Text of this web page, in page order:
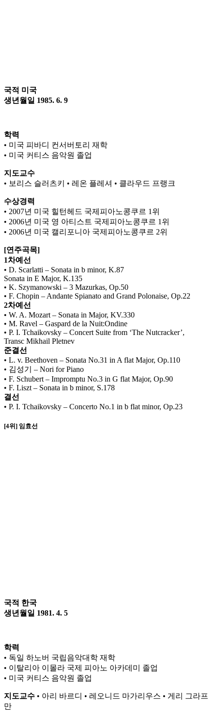
국적 미국
생년월일 1985. 6. 9
학력
• 미국 피바디 컨서버토리 재학
• 미국 커티스 음악원 졸업
지도교수
• 보리스 슬러츠키 • 레온 플레셔 • 클라우드 프랭크
수상경력
• 2007년 미국 힐턴헤드 국제피아노콩쿠르 1위
• 2006년 미국 영 아티스트 국제피아노콩쿠르 1위
• 2006년 미국 캘리포니아 국제피아노콩쿠르 2위
[연주곡목]
1차예선
• D. Scarlatti – Sonata in b minor, K.87
Sonata in E Major, K.135
• K. Szymanowski – 3 Mazurkas, Op.50
• F. Chopin – Andante Spianato and Grand Polonaise, Op.22
2차예선
• W. A. Mozart – Sonata in Major, KV.330
• M. Ravel – Gaspard de la Nuit:Ondine
• P. I. Tchaikovsky – Concert Suite from ‘The Nutcracker’,
Transc Mikhail Pletnev
준결선
• L. v. Beethoven – Sonata No.31 in A flat Major, Op.110
• 김성기 – Nori for Piano
• F. Schubert – Impromptu No.3 in G flat Major, Op.90
• F. Liszt – Sonata in b minor, S.178
결선
• P. I. Tchaikovsky – Concerto No.1 in b flat minor, Op.23
[4위] 임효선
국적 한국
생년월일 1981. 4. 5
학력
• 독일 하노버 국립음악대학 재학
• 이탈리아 이몰라 국제 피아노 아카데미 졸업
• 미국 커티스 음악원 졸업
지도교수 • 아리 바르디 • 레오니드 마가리우스 • 게리 그라프
만